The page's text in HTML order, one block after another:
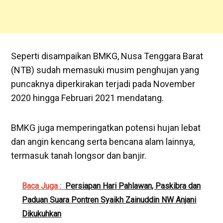
Seperti disampaikan BMKG, Nusa Tenggara Barat
(NTB) sudah memasuki musim penghujan yang
puncaknya diperkirakan terjadi pada November
2020 hingga Februari 2021 mendatang.
BMKG juga memperingatkan potensi hujan lebat
dan angin kencang serta bencana alam lainnya,
termasuk tanah longsor dan banjir.
Baca Juga : Persiapan Hari Pahlawan, Paskibra dan
Paduan Suara Pontren Syaikh Zainuddin NW Anjani
Dikukuhkan